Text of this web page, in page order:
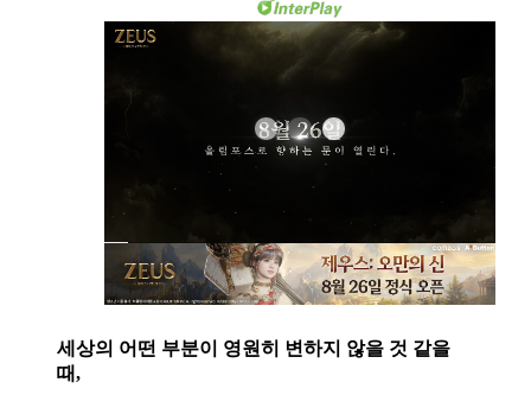
세상의 어떤 부분이 영원히 변하지 않을 것 같을
때,